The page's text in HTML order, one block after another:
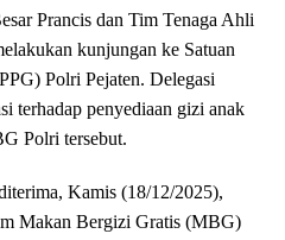
Prancis dan Tim Tenaga Ahli
kunjungan ke Satuan
Polri Pejaten. Delegasi
terhadap penyediaan gizi anak
Polri tersebut.
Kamis (18/12/2025),
Makan Bergizi Gratis (MBG)